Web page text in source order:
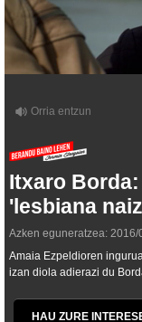
Itxaro
'lesbiana
Azken eguneratzea: 2016/
Amaia Ezpeldioren
izan diola adierazi du
HAU ZURE